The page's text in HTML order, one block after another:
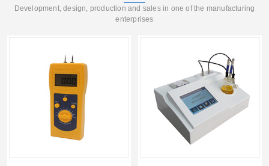
Development, design, production and sales in one of the manufacturing
enterprises